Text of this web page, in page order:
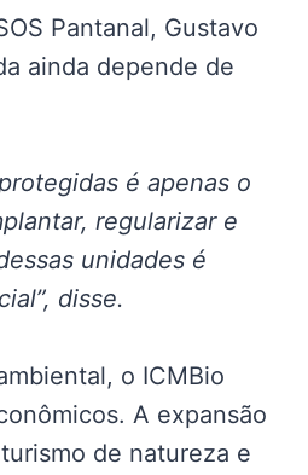
Pantanal, Gustavo
ainda depende de
é apenas o
regularizar e
unidades é
disse.
o ICMBio
A expansão
de natureza e